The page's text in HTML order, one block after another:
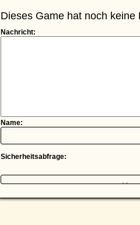
Dieses Game hat noch
Nachricht:
Name:
Sicherheitsabfrage: